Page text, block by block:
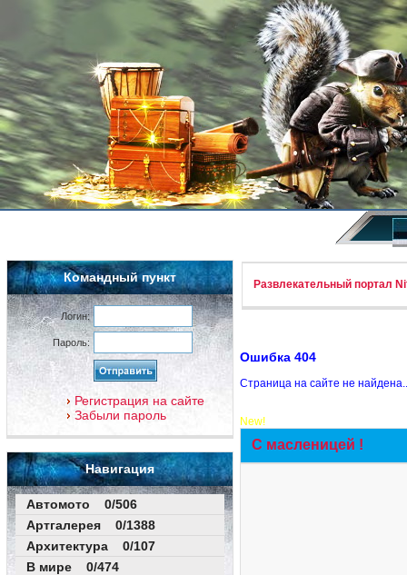
Командный пункт
Логин:
Пароль:
Регистрация на сайте
Забыли пароль
Навигация
Автомото 0/506
Артгалерея 0/1388
Архитектура 0/107
В мире 0/474
Развлекательный портал
Ошибка 404
Страница на сайте не
New!
С масленицей !